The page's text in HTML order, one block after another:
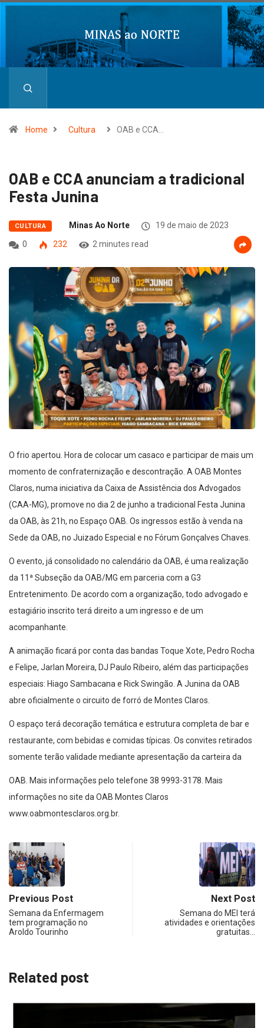
Home Cultura OAB e CCA…
OAB e CCA anunciam a tradicional
Festa Junina
CULTURA Minas Ao Norte
19 de maio de 2023
0
232 2 minutes read
O frio apertou. Hora de colocar um casaco e participar de mais um
momento de confraternização e descontração. A OAB Montes
Claros, numa iniciativa da Caixa de Assistência dos Advogados
(CAA-MG), promove no dia 2 de junho a tradicional Festa Junina
da OAB, às 21h, no Espaço OAB. Os ingressos estão à venda na
Sede da OAB, no Juizado Especial e no Fórum Gonçalves Chaves.
O evento, já consolidado no calendário da OAB, é uma realização
da 11ª Subseção da OAB/MG em parceria com a G3
Entretenimento. De acordo com a organização, todo advogado e
estagiário inscrito terá direito a um ingresso e de um
acompanhante.
A animação ficará por conta das bandas Toque Xote, Pedro Rocha
e Felipe, Jarlan Moreira, DJ Paulo Ribeiro, além das participações
especiais: Hiago Sambacana e Rick Swingão. A Junina da OAB
abre oficialmente o circuito de forró de Montes Claros.
O espaço terá decoração temática e estrutura completa de bar e
restaurante, com bebidas e comidas típicas. Os convites retirados
somente terão validade mediante apresentação da carteira da
OAB. Mais informações pelo telefone 38 9993-3178. Mais
informações no site da OAB Montes Claros
www.oabmontesclaros.org.br.
Previous Post
Semana da Enfermagem
tem programação no
Aroldo Tourinho
Next Post
Semana do MEI terá
atividades e orientações
gratuitas…
Related post